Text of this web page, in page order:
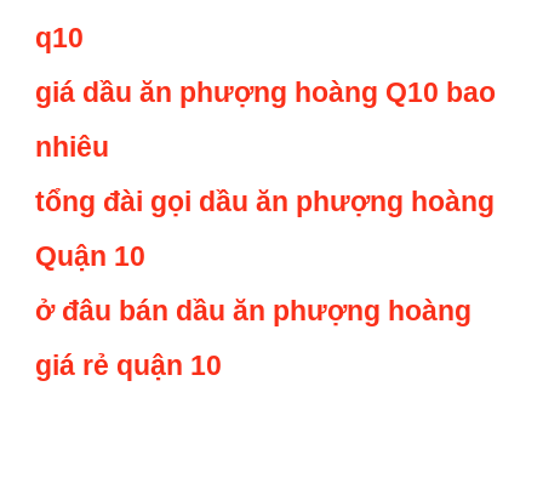
q10
giá dầu ăn phượng hoàng Q10 bao
nhiêu
tổng đài gọi dầu ăn phượng hoàng
Quận 10
ở đâu bán dầu ăn phượng hoàng
giá rẻ quận 10